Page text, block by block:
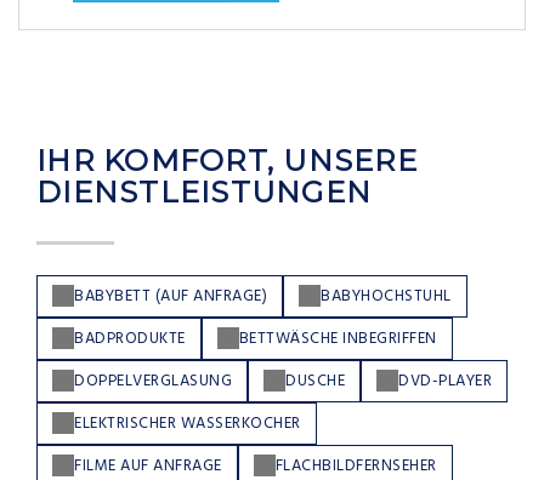
IHR KOMFORT, UNSERE
DIENSTLEISTUNGEN
BABYBETT (AUF ANFRAGE)
BABYHOCHSTUHL
BADPRODUKTE
BETTWÄSCHE INBEGRIFFEN
DOPPELVERGLASUNG
DUSCHE
DVD-PLAYER
ELEKTRISCHER WASSERKOCHER
FILME AUF ANFRAGE
FLACHBILDFERNSEHER